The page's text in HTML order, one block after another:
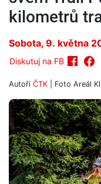
kilometrů
Sobota, 9. května
Diskutuj na FB
Autoři ČTK | Foto Areál